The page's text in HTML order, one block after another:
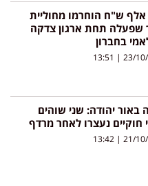
165 אלף ש"ח הוחרמו מחוליית
שפעלה תחת ארגון צדקה
בחברון
23/
באור יהודה: שני שוהים
חוקיים נעצרו לאחר מרדף
21/